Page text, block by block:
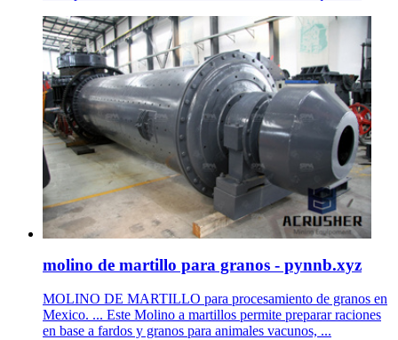
molino de martillo para granos - pynnb.xyz
MOLINO DE MARTILLO para procesamiento de granos en
Mexico. ... Este Molino a martillos permite preparar raciones
en base a fardos y granos para animales vacunos, ...